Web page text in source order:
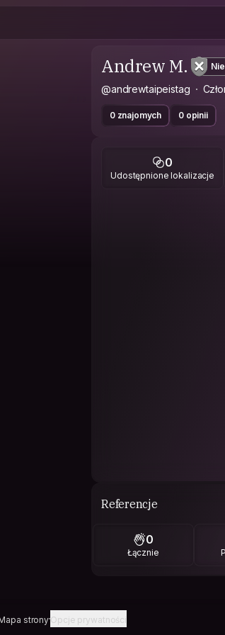
Andrew M.
@andrewtaipeistag
0 znajomych 0 opinii
0
Udostępnione lokalizacje
Referencje
0
Łącznie
stronyOpcje prywatności